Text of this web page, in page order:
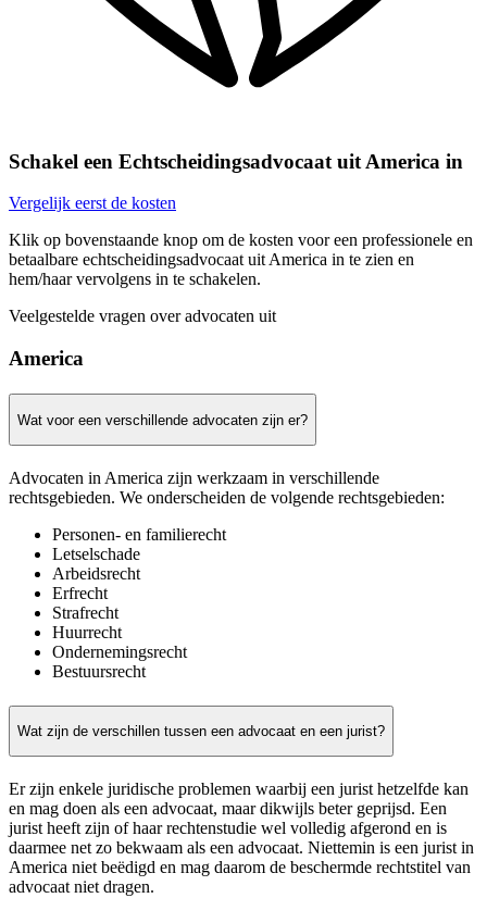
Schakel een Echtscheidingsadvocaat uit America in
Vergelijk eerst de kosten
Klik op bovenstaande knop om de kosten voor een professionele en
betaalbare echtscheidingsadvocaat uit America in te zien en
hem/haar vervolgens in te schakelen.
Veelgestelde vragen over advocaten uit
America
Wat voor een verschillende advocaten zijn er?
Advocaten in America zijn werkzaam in verschillende
rechtsgebieden. We onderscheiden de volgende rechtsgebieden:
Personen- en familierecht
Letselschade
Arbeidsrecht
Erfrecht
Strafrecht
Huurrecht
Ondernemingsrecht
Bestuursrecht
Wat zijn de verschillen tussen een advocaat en een jurist?
Er zijn enkele juridische problemen waarbij een jurist hetzelfde kan
en mag doen als een advocaat, maar dikwijls beter geprijsd. Een
jurist heeft zijn of haar rechtenstudie wel volledig afgerond en is
daarmee net zo bekwaam als een advocaat. Niettemin is een jurist in
America niet beëdigd en mag daarom de beschermde rechtstitel van
advocaat niet dragen.